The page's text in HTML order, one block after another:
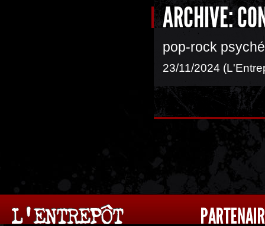
ARCHIVE:
pop-rock
23/11/2024